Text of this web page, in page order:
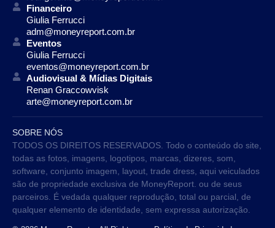
Financeiro
Giulia Ferrucci
adm@moneyreport.com.br
Eventos
Giulia Ferrucci
eventos@moneyreport.com.br
Audiovisual & Mídias Digitais
Renan Graccowvisk
arte@moneyreport.com.br
SOBRE NÓS
TODOS OS DIREITOS RESERVADOS. Todo o conteúdo do site,
todas as fotos, imagens, logotipos, marcas, dizeres, som,
software, conjunto imagem, layout, trade dress, aqui veiculados
são de propriedade exclusiva de MoneyReport. ou de seus
parceiros. É vedada qualquer reprodução, total ou parcial, de
qualquer elemento de identidade, sem expressa autorização.